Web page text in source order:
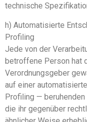
technische
h) Automatisierte
Profiling
Jede von der
betroffene Person hat
Verordnungsgeber
auf einer
Profiling —
die ihr gegenüber